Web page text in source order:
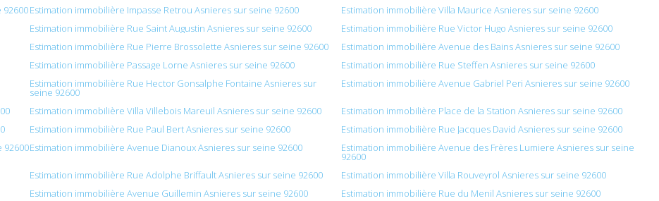
92600Estimation immobilière Impasse Retrou Asnieres sur seine 92600
Estimation immobilière Villa Maurice Asnieres sur seine 92600
Estimation immobilière Rue Saint Augustin Asnieres sur seine 92600
Estimation immobilière Rue Victor Hugo Asnieres sur seine 92600
Estimation immobilière Rue Pierre Brossolette Asnieres sur seine 92600
Estimation immobilière Avenue des Bains Asnieres sur seine 92600
Estimation immobilière Passage Lorne Asnieres sur seine 92600
Estimation immobilière Rue Steffen Asnieres sur seine 92600
Estimation immobilière Rue Hector Gonsalphe Fontaine Asnieres sur
seine 92600
Estimation immobilière Avenue Gabriel Peri Asnieres sur seine 92600
Estimation immobilière Villa Villebois Mareuil Asnieres sur seine 92600
Estimation immobilière Place de la Station Asnieres sur seine 92600
Estimation immobilière Rue Paul Bert Asnieres sur seine 92600
Estimation immobilière Rue Jacques David Asnieres sur seine 92600
92600Estimation immobilière Avenue Dianoux Asnieres sur seine 92600 Estimation immobilière Avenue des Frères Lumiere Asnieres sur seine
92600
Estimation immobilière Rue Adolphe Briffault Asnieres sur seine 92600
Estimation immobilière Villa Rouveyrol Asnieres sur seine 92600
Estimation immobilière Avenue Guillemin Asnieres sur seine 92600
Estimation immobilière Rue du Menil Asnieres sur seine 92600